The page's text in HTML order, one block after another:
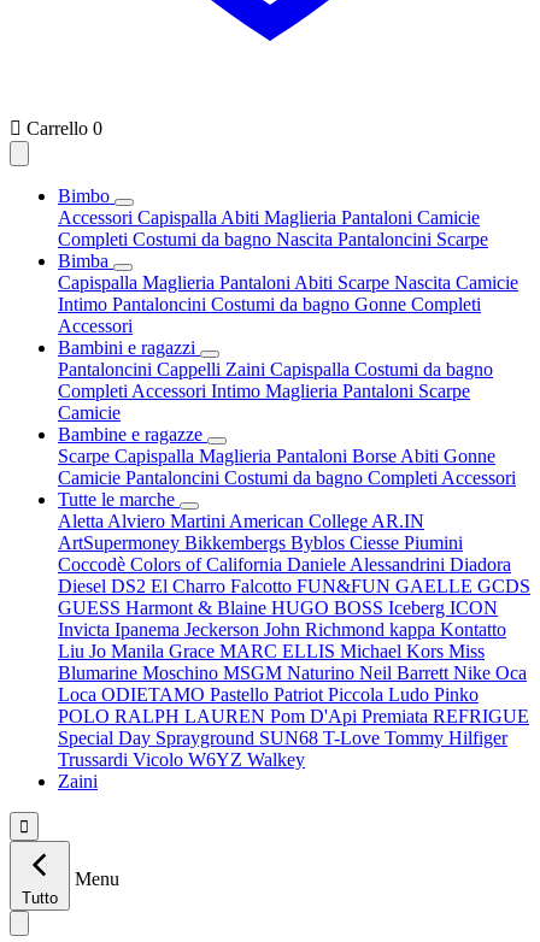
 Carrello 0
Bimbo
Accessori Capispalla Abiti Maglieria Pantaloni Camicie
Completi Costumi da bagno Nascita Pantaloncini Scarpe
Bimba
Capispalla Maglieria Pantaloni Abiti Scarpe Nascita Camicie
Intimo Pantaloncini Costumi da bagno Gonne Completi
Accessori
Bambini e ragazzi
Pantaloncini Cappelli Zaini Capispalla Costumi da bagno
Completi Accessori Intimo Maglieria Pantaloni Scarpe
Camicie
Bambine e ragazze
Scarpe Capispalla Maglieria Pantaloni Borse Abiti Gonne
Camicie Pantaloncini Costumi da bagno Completi Accessori
Tutte le marche
Aletta Alviero Martini American College AR.IN
ArtSupermoney Bikkembergs Byblos Ciesse Piumini
Coccodè Colors of California Daniele Alessandrini Diadora
Diesel DS2 El Charro Falcotto FUN&FUN GAELLE GCDS
GUESS Harmont & Blaine HUGO BOSS Iceberg ICON
Invicta Ipanema Jeckerson John Richmond kappa Kontatto
Liu Jo Manila Grace MARC ELLIS Michael Kors Miss
Blumarine Moschino MSGM Naturino Neil Barrett Nike Oca
Loca ODIETAMO Pastello Patriot Piccola Ludo Pinko
POLO RALPH LAUREN Pom D'Api Premiata REFRIGUE
Special Day Sprayground SUN68 T-Love Tommy Hilfiger
Trussardi Vicolo W6YZ Walkey
Zaini

Tutto
Menu